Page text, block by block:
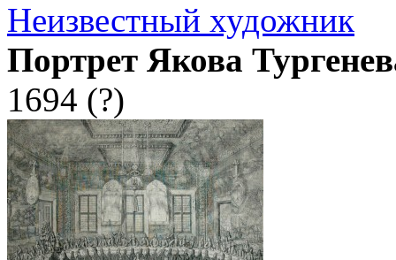
Неизвестный художник
Портрет Якова
1694 (?)